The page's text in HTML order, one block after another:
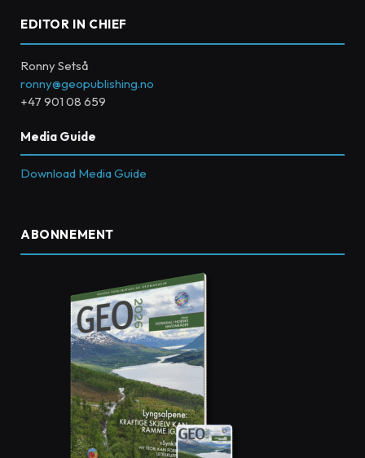
EDITOR IN CHIEF
Ronny Setså
ronny@geopublishing.no
+47 901 08 659
Media Guide
Download Media Guide
ABONNEMENT